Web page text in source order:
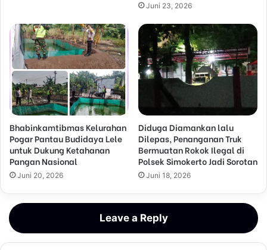
Juni 23, 2026
Bhabinkamtibmas Kelurahan
Pogar Pantau Budidaya Lele
untuk Dukung Ketahanan
Pangan Nasional
Juni 20, 2026
Diduga Diamankan lalu
Dilepas, Penanganan Truk
Bermuatan Rokok Ilegal di
Polsek Simokerto Jadi Sorotan
Juni 18, 2026
Leave a Reply